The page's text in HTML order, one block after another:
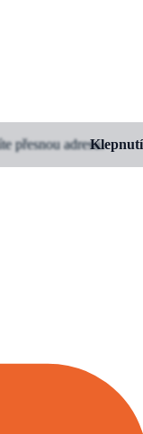
přesnou adresu.